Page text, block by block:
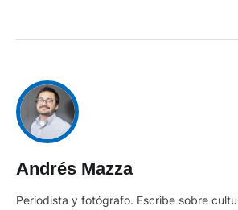
Andrés Mazza
Periodista y fotógrafo. Escribe sobre